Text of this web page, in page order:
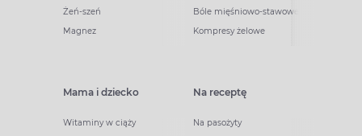
Żeń-szeń
Magnez
Bóle mięśniowo-stawowe
Kompresy żelowe
Mama i dziecko
Witaminy w ciąży
Na receptę
Na pasożyty